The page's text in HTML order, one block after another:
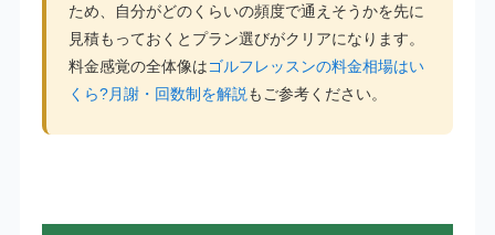
ため、自分がどのくらいの頻度で通えそうかを先に
見積もっておくとプラン選びがクリアになります。
料金感覚の全体像はゴルフレッスンの料金相場はい
くら?月謝・回数制を解説 もご参考ください。